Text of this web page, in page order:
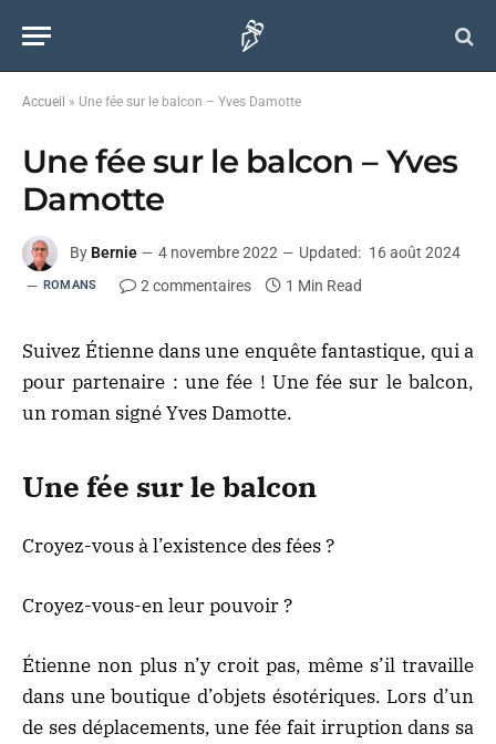
Accueil » Une fée sur le balcon – Yves Damotte
Une fée sur le balcon – Yves
Damotte
By Bernie 4 novembre 2022 Updated: 16 août 2024
ROMANS 2 commentaires 1 Min Read
Suivez Étienne dans une enquête fantastique, qui a
pour partenaire : une fée ! Une fée sur le balcon,
un roman signé Yves Damotte.
Une fée sur le balcon
Croyez-vous à l’existence des fées ?
Croyez-vous-en leur pouvoir ?
Étienne non plus n’y croit pas, même s’il travaille
dans une boutique d’objets ésotériques. Lors d’un
de ses déplacements, une fée fait irruption dans sa